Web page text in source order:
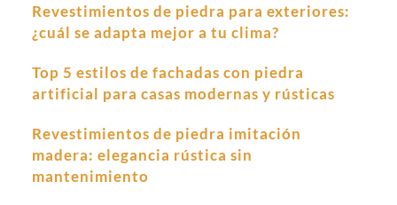
Revestimientos de piedra para exteriores:
¿cuál se adapta mejor a tu clima?
Top 5 estilos de fachadas con piedra
artificial para casas modernas y rústicas
Revestimientos de piedra imitación
madera: elegancia rústica sin
mantenimiento